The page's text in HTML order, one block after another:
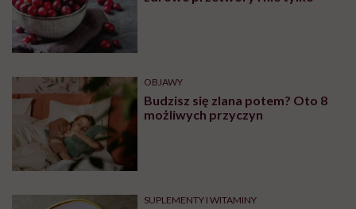
OBJAWY
Budzisz się zlana potem? Oto 8
możliwych przyczyn
SUPLEMENTY I WITAMINY